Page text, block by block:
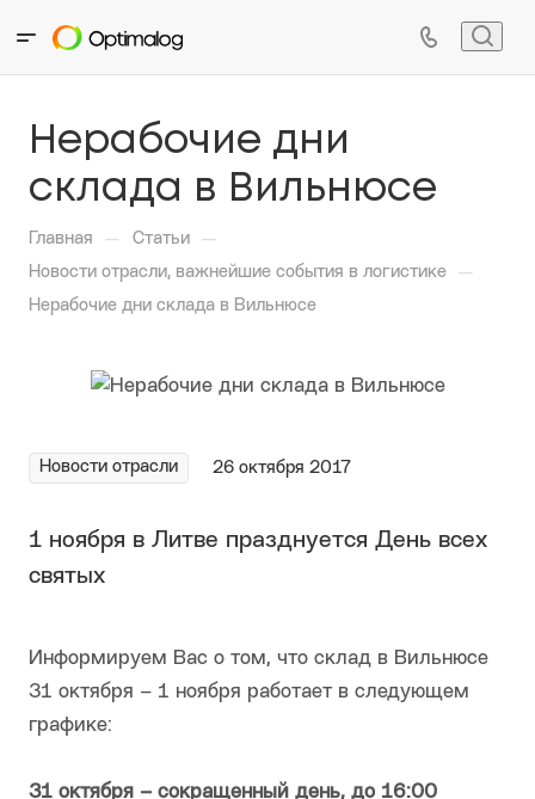
Нерабочие дни
склада в Вильнюсе
Главная — Статьи —
Новости отрасли, важнейшие события в логистике —
Нерабочие дни склада в Вильнюсе
Новости отрасли 26 октября 2017
1 ноября в Литве празднуется День всех
святых
Информируем Вас о том, что склад в Вильнюсе
31 октября – 1 ноября работает в следующем
графике:
31 октября – сокращенный день, до 16:00